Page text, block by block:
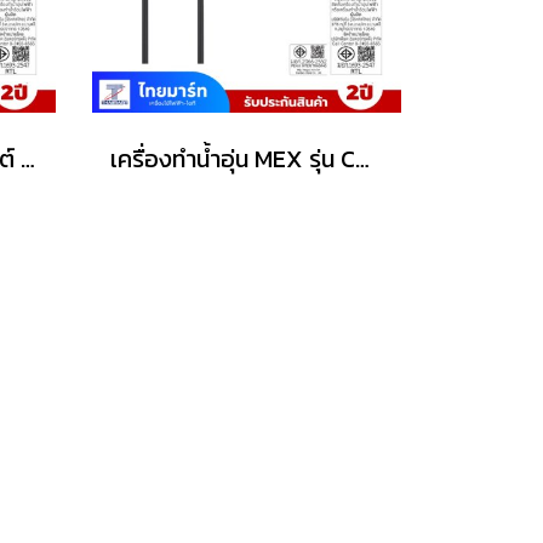
เครื่องทำน้ำอุ่น 3500 วัตต์ MEX รุ่น COCO S35 (MB) สีดำ เครื่องทำน้ำอุ่น MEX รุ่น COCO S45 (MB) 4500วัตต์